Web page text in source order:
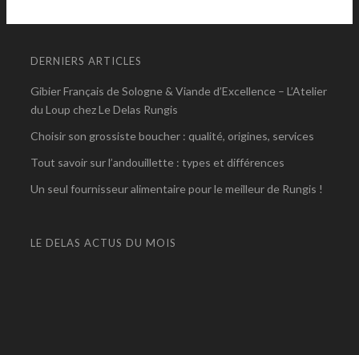
DERNIERS ARTICLES
Gibier Français de Sologne & Viande d’Excellence – L’Atelier
du Loup chez Le Delas Rungis
Choisir son grossiste boucher : qualité, origines, services
Tout savoir sur l’andouillette : types et différences
Un seul fournisseur alimentaire pour le meilleur de Rungis !
LE DELAS ACTUS DU MOIS